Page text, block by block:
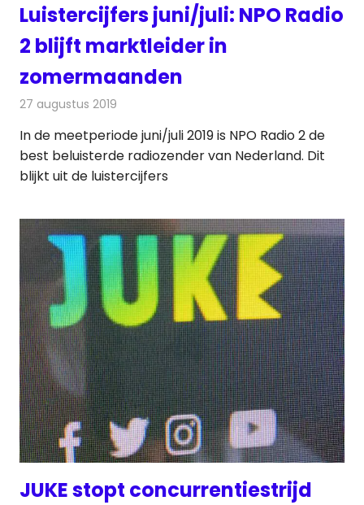
Luistercijfers juni/juli: NPO Radio
2 blijft marktleider in
zomermaanden
27 augustus 2019
In de meetperiode juni/juli 2019 is NPO Radio 2 de
best beluisterde radiozender van Nederland. Dit
blijkt uit de luistercijfers
JUKE stopt concurrentiestrijd